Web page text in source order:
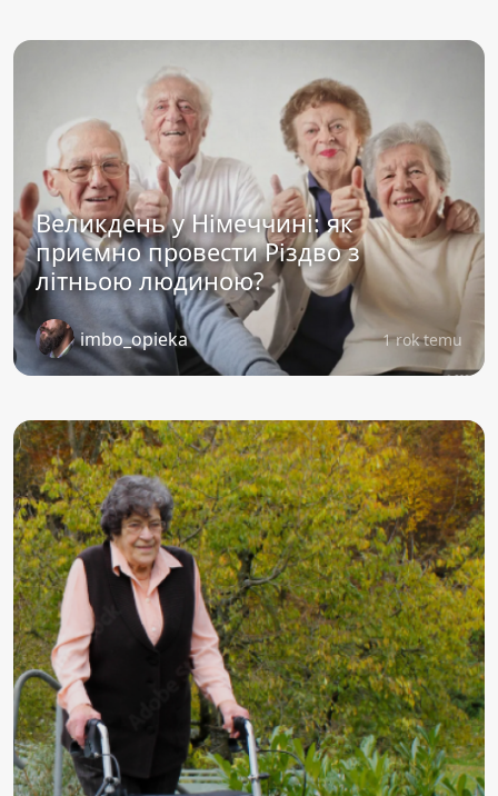
Великдень у Німеччині: як
приємно провести Різдво з
літньою людиною?
imbo_opieka 1 rok temu